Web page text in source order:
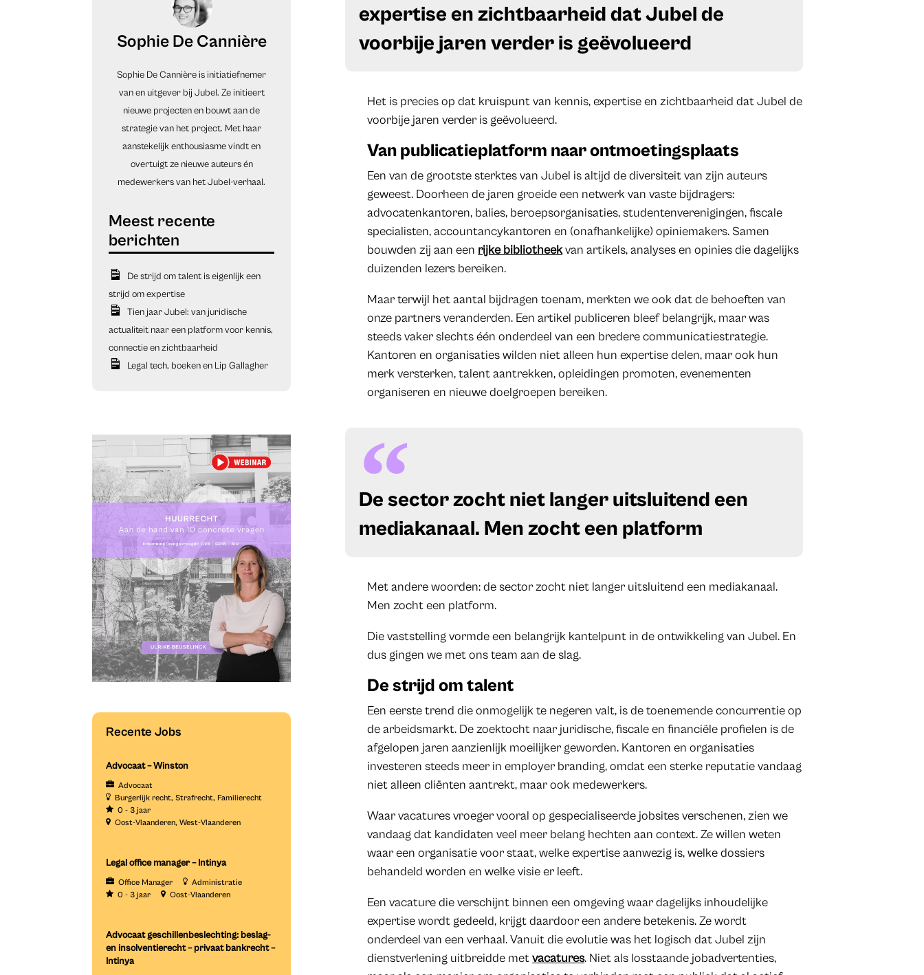
Sophie De Cannière
Sophie De Cannière is initiatiefnemer
van en uitgever bij Jubel. Ze initieert
nieuwe projecten en bouwt aan de
strategie van het project. Met haar
aanstekelijk enthousiasme vindt en
overtuigt ze nieuwe auteurs én
medewerkers van het Jubel-verhaal.
De strijd om talent is eigenlijk een
strijd om expertise
Tien jaar Jubel: van juridische
actualiteit naar een platform voor kennis,
connectie en zichtbaarheid
Legal tech, boeken en Lip Gallagher
Recente Jobs
Advocaat – Winston
Advocaat
Burgerlijk recht Strafrecht Familierecht
0 - 3 jaar
Oost-Vlaanderen West-Vlaanderen
Legal office manager – Intinya
Office Manager
Administratie
0 - 3 jaar
Oost-Vlaanderen
Advocaat geschillenbeslechting: beslag-
en insolventierecht – privaat bankrecht –
Intinya
expertise en zichtbaarheid dat Jubel de
voorbije jaren verder is geëvolueerd
Het is precies op dat kruispunt van kennis, expertise en zichtbaarheid dat Jubel de
voorbije jaren verder is geëvolueerd.
Van publicatieplatform naar ontmoetingsplaats
Een van de grootste sterktes van Jubel is altijd de diversiteit van zijn auteurs
geweest. Doorheen de jaren groeide een netwerk van vaste bijdragers:
advocatenkantoren, balies, beroepsorganisaties, studentenverenigingen, fiscale
specialisten, accountancykantoren en (onafhankelijke) opiniemakers. Samen
bouwden zij aan een rijke bibliotheekvan artikels, analyses en opinies die dagelijks
duizenden lezers bereiken.
Maar terwijl het aantal bijdragen toenam, merkten we ook dat de behoeften van
onze partners veranderden. Een artikel publiceren bleef belangrijk, maar was
steeds vaker slechts één onderdeel van een bredere communicatiestrategie.
Kantoren en organisaties wilden niet alleen hun expertise delen, maar ook hun
merk versterken, talent aantrekken, opleidingen promoten, evenementen
organiseren en nieuwe doelgroepen bereiken.
​De sector zocht niet langer uitsluitend een
mediakanaal. Men zocht een platform
Met andere woorden: de sector zocht niet langer uitsluitend een mediakanaal.
Men zocht een platform.
Die vaststelling vormde een belangrijk kantelpunt in de ontwikkeling van Jubel. En
dus gingen we met ons team aan de slag.
De strijd om talent
Een eerste trend die onmogelijk te negeren valt, is de toenemende concurrentie op
de arbeidsmarkt. De zoektocht naar juridische, fiscale en financiële profielen is de
afgelopen jaren aanzienlijk moeilijker geworden. Kantoren en organisaties
investeren steeds meer in employer branding, omdat een sterke reputatie vandaag
niet alleen cliënten aantrekt, maar ook medewerkers.
Waar vacatures vroeger vooral op gespecialiseerde jobsites verschenen, zien we
vandaag dat kandidaten veel meer belang hechten aan context. Ze willen weten
waar een organisatie voor staat, welke expertise aanwezig is, welke dossiers
behandeld worden en welke visie er leeft.
Een vacature die verschijnt binnen een omgeving waar dagelijks inhoudelijke
expertise wordt gedeeld, krijgt daardoor een andere betekenis. Ze wordt
onderdeel van een verhaal. Vanuit die evolutie was het logisch dat Jubel zijn
dienstverlening uitbreidde metvacatures. Niet als losstaande jobadvertenties,